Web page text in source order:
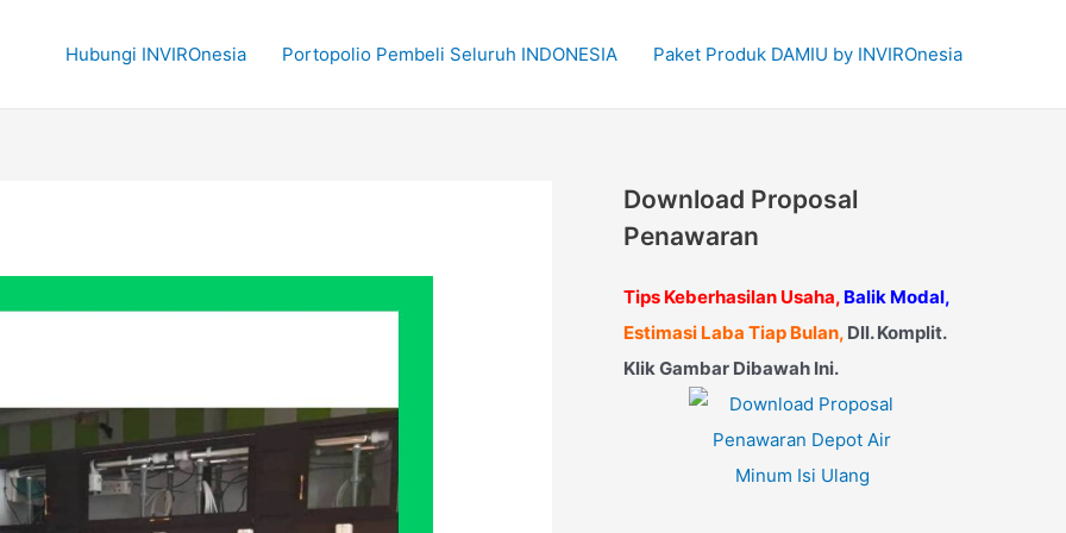
Hubungi INVIROnesia Portopolio Pembeli Seluruh INDONESIA Paket Produk DAMIU by INVIROnesia
Download Proposal
Penawaran
Tips Keberhasilan Usaha, Balik Modal,
Estimasi Laba Tiap Bulan, Dll. Komplit.
Klik Gambar Dibawah Ini.